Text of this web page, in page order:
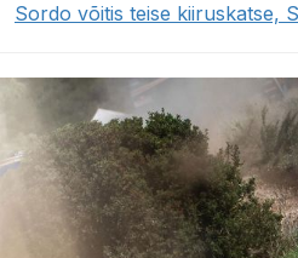
Sordo võitis teise kiiruskatse,